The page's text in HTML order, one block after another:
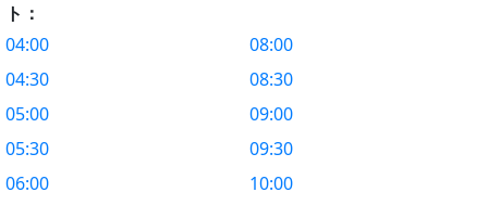
ト：
04:00
04:30
05:00
05:30
06:00
08:00
08:30
09:00
09:30
10:00